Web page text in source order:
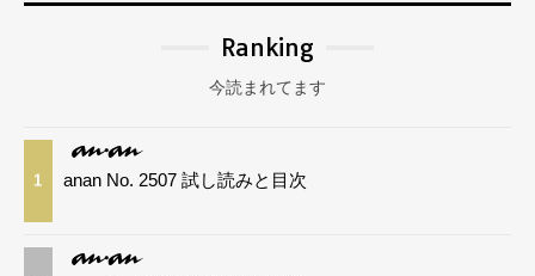
Ranking
今読まれてます
1 anan No. 2507 試し読みと目次